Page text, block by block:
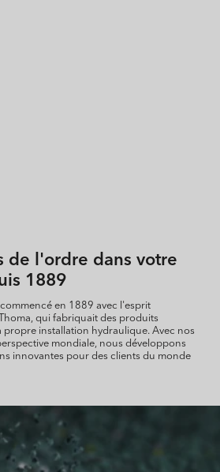
de l'ordre dans votre
1889
en 1889 avec l'esprit
qui fabriquait des produits
propre installation hydraulique. Avec nos
mondiale, nous développons
innovantes pour des clients du monde